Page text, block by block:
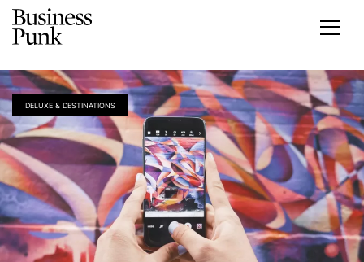
DELUXE & DESTINATIONS